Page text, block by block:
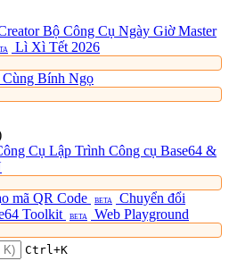
Bộ Công Cụ Ngày Giờ Master
Lì Xì Tết 2026
Bính Ngọ
Cụ Lập Trình Công cụ Base64 &
mã QR Code BETA
Chuyển đổi
Toolkit BETA Web Playground
Ctrl+K